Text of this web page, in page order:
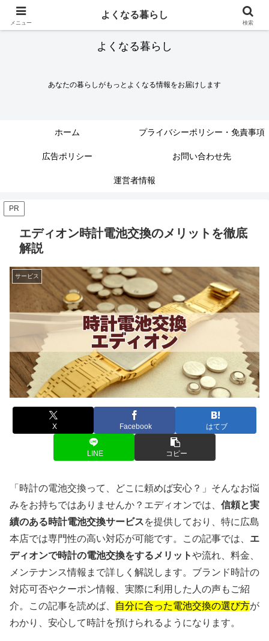
よくなる暮らし
あなたの暮らしがもっとよくなる情報をお届けします
ホーム プライバシーポリシー・免責事項
広告ポリシー お問い合わせ先
運営者情報
PR
エディオン時計電池交換のメリットを徹底
解説
サービス
X Facebook はてブ
LINE コピー
「時計の電池交換って、どこに頼めば安心？」そんなお悩
みをお持ちではありませんか？エディオンでは、 信頼と実
績のある時計電池交換サービスを提供しており、特に広島
本店では専門性の高い対応が可能です。この記事では、 エ
ディオンで時計の電池交換をするメリットや流れ、料金、
メンテナンス情報まで詳しく解説します。ブランド時計の
対応可否やクーポン情報、実際に利用した人の声もご紹
介。この記事を読めば、
自分に合った電池交換の選び方が
わかり、安心して時計を預けられるようになります。
メニュー
よくなる暮らし
検索